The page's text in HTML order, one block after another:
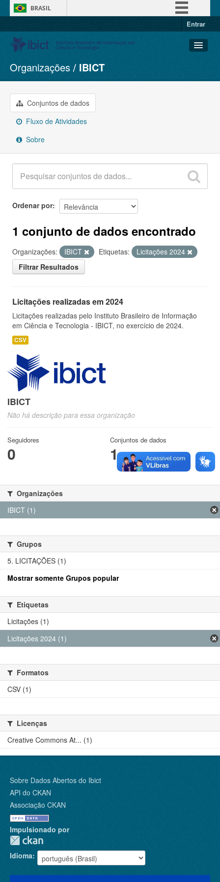
BRASIL
Entrar
Conjuntos de dados
Organizações
Grupos
Sobre
Organizações IBICT
Conjuntos de dados
Fluxo de Atividades
Sobre
Ordenar por
1 conjunto de dados encontrado
Organizações: IBICT Etiquetas:
Licitações 2024
Filtrar Resultados
Licitações realizadas em 2024
Licitações realizadas pelo Instituto Brasileiro de Informação
em Ciência e Tecnologia - IBICT, no exercício de 2024.
CSV
IBICT
Não há descrição para essa organização
Seguidores
0
Conjuntos de dados
1
Organizações
IBICT (1)
Grupos
5. LICITAÇÕES (1)
Mostrar somente Grupos popular
Etiquetas
Licitações (1)
Licitações 2024 (1)
Formatos
CSV (1)
Licenças
Creative Commons At... (1)
Sobre Dados Abertos do Ibict
API do CKAN
Associação CKAN
Impulsionado por
Idioma